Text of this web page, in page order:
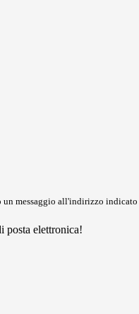
un messaggio all'indirizzo
posta elettronica!